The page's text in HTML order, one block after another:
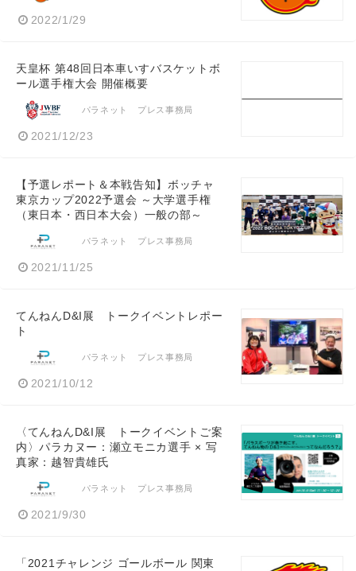
2022/1/29
天皇杯 第48回日本車いすバスケットボ
ール選手権大会 開催概要
パラネット プレス事務局
2021/12/23
【予選レポート＆本戦告知】ボッチャ
東京カップ2022予選会 ～大学選手権
（東日本・西日本大会）一般の部～
パラネット プレス事務局
2021/11/25
てんねんD&I展 トークイベントレポー
ト
パラネット プレス事務局
2021/10/12
〈てんねんD&I展 トークイベントご案
内〉パラカヌー：瀬立モニカ選手 × 写
真家：越智貴雄氏
パラネット プレス事務局
2021/9/30
「2021チャレンジ ゴールボール 関東